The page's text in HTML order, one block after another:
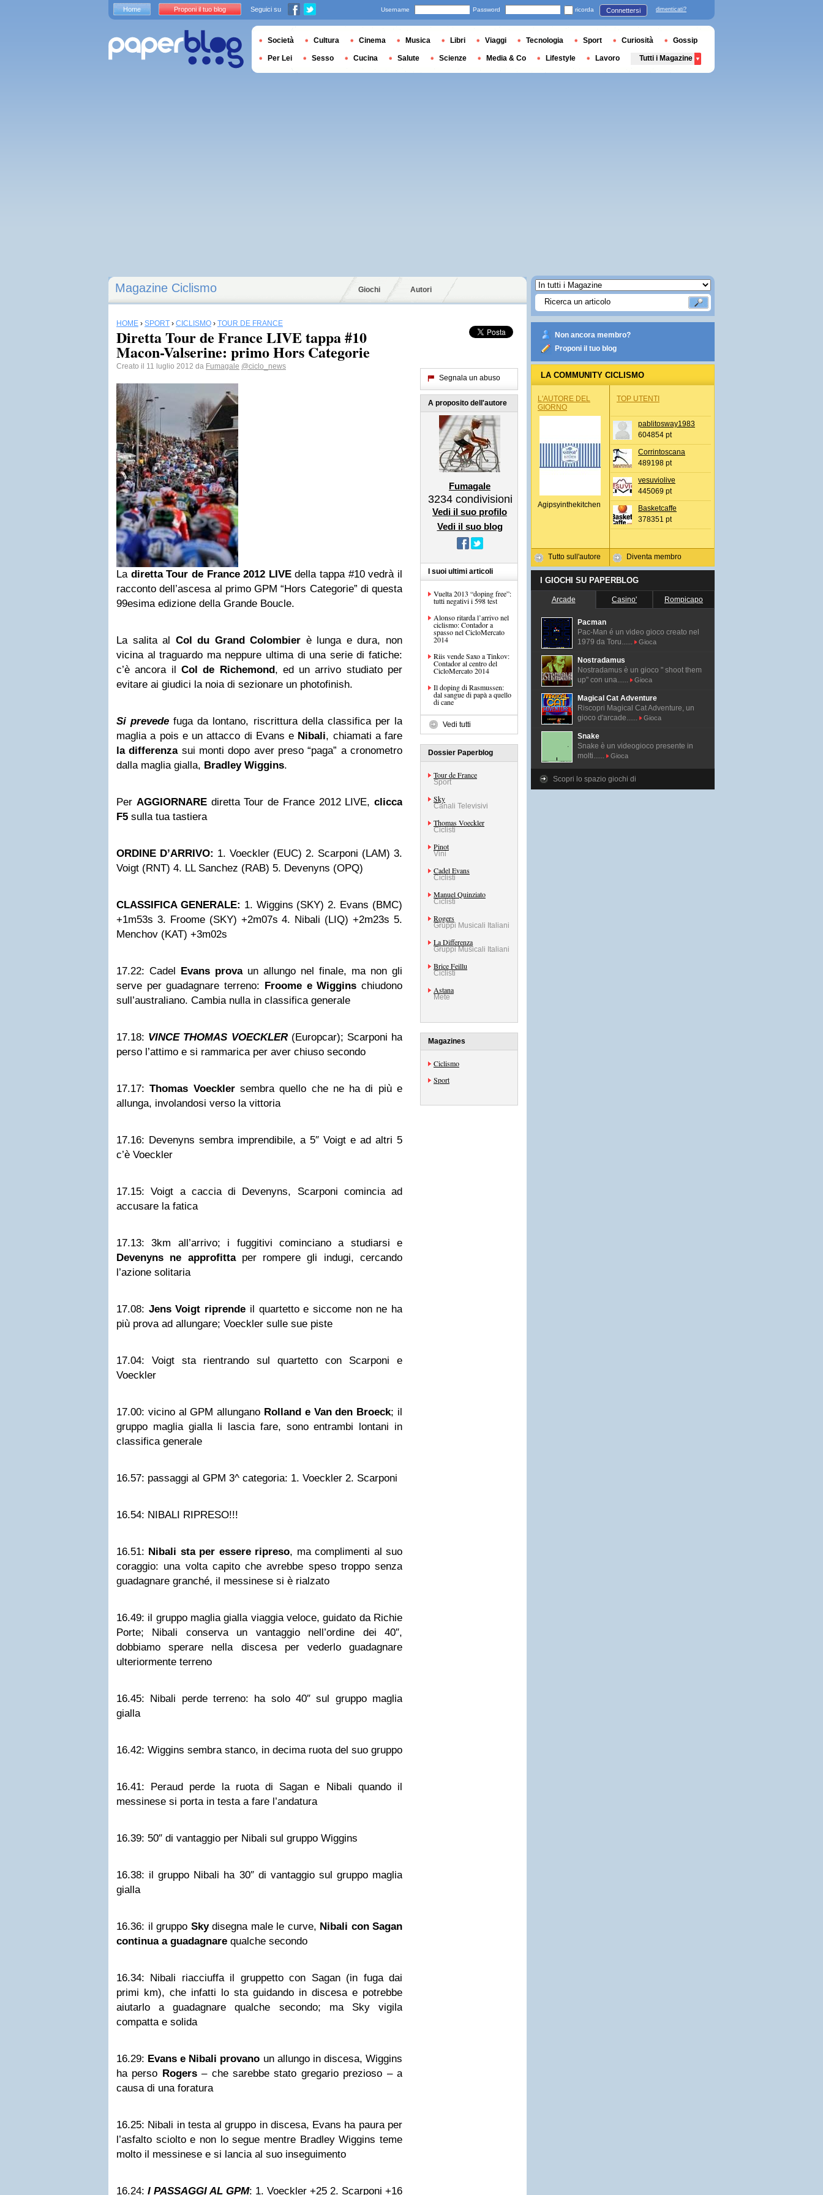
Magazine Ciclismo Giochi Autori
HOME › SPORT › CICLISMO › TOUR DE FRANCE
Diretta Tour de France LIVE tappa #10
Macon-Valserine: primo Hors Categorie
Creato il 11 luglio 2012 da Fumagale @ciclo_news
La diretta Tour de France 2012 LIVEdella tappa #10 vedrà il
racconto dell’ascesa al primo GPM “Hors Categorie” di questa
99esima edizione della Grande Boucle.
La salita al Col du Grand Colombier è lunga e dura, non
vicina al traguardo ma neppure ultima di una serie di fatiche:
c’è ancora il Col de Richemond, ed un arrivo studiato per
evitare ai giudici la noia di sezionare un photofinish.
Si prevede fuga da lontano, riscrittura della classifica per la
maglia a pois e un attacco di Evans e Nibali, chiamati a fare
la differenzasui monti dopo aver preso “paga” a cronometro
dalla maglia gialla, Bradley Wiggins.
Per AGGIORNAREdiretta Tour de France 2012 LIVE, clicca
F5 sulla tua tastiera
ORDINE D’ARRIVO: 1. Voeckler (EUC) 2. Scarponi (LAM) 3.
Voigt (RNT) 4. LL Sanchez (RAB) 5. Devenyns (OPQ)
CLASSIFICA GENERALE: 1. Wiggins (SKY) 2. Evans (BMC)
+1m53s 3. Froome (SKY) +2m07s 4. Nibali (LIQ) +2m23s 5.
Menchov (KAT) +3m02s
17.22: Cadel Evans provaun allungo nel finale, ma non gli
serve per guadagnare terreno: Froome e Wiggins chiudono
sull’australiano. Cambia nulla in classifica generale
17.18: VINCE THOMAS VOECKLER(Europcar); Scarponi ha
perso l’attimo e si rammarica per aver chiuso secondo
17.17: Thomas Voecklersembra quello che ne ha di più e
allunga, involandosi verso la vittoria
17.16: Devenyns sembra imprendibile, a 5″ Voigt e ad altri 5
c’è Voeckler
17.15: Voigt a caccia di Devenyns, Scarponi comincia ad
accusare la fatica
17.13: 3km all’arrivo; i fuggitivi cominciano a studiarsi e
Devenyns ne approfittaper rompere gli indugi, cercando
l’azione solitaria
17.08: Jens Voigt riprende il quartetto e siccome non ne ha
più prova ad allungare; Voeckler sulle sue piste
17.04: Voigt sta rientrando sul quartetto con Scarponi e
Voeckler
17.00: vicino al GPM allungano Rolland e Van den Broeck; il
gruppo maglia gialla li lascia fare, sono entrambi lontani in
classifica generale
16.57: passaggi al GPM 3^ categoria: 1. Voeckler 2. Scarponi
16.54: NIBALI RIPRESO!!!
16.51: Nibali sta per essere ripreso, ma complimenti al suo
coraggio: una volta capito che avrebbe speso troppo senza
guadagnare granché, il messinese si è rialzato
16.49: il gruppo maglia gialla viaggia veloce, guidato da Richie
Porte; Nibali conserva un vantaggio nell’ordine dei 40″,
dobbiamo sperare nella discesa per vederlo guadagnare
ulteriormente terreno
16.45: Nibali perde terreno: ha solo 40″ sul gruppo maglia
gialla
16.42: Wiggins sembra stanco, in decima ruota del suo gruppo
16.41: Peraud perde la ruota di Sagan e Nibali quando il
messinese si porta in testa a fare l’andatura
16.39: 50″ di vantaggio per Nibali sul gruppo Wiggins
16.38: il gruppo Nibali ha 30″ di vantaggio sul gruppo maglia
gialla
16.36: il gruppo Skydisegna male le curve, Nibali con Sagan
continua a guadagnare qualche secondo
16.34: Nibali riacciuffa il gruppetto con Sagan (in fuga dai
primi km), che infatti lo sta guidando in discesa e potrebbe
aiutarlo a guadagnare qualche secondo; ma Sky vigila
compatta e solida
16.29: Evans e Nibali provano un allungo in discesa, Wiggins
ha perso Rogers– che sarebbe stato gregario prezioso – a
causa di una foratura
16.25: Nibali in testa al gruppo in discesa, Evans ha paura per
l’asfalto sciolto e non lo segue mentre Bradley Wiggins teme
molto il messinese e si lancia al suo inseguimento
16.24: I PASSAGGI AL GPM: 1. Voeckler +25 2. Scarponi +16
Segnala un abuso
A proposito dell'autore
Fumagale
3234 condivisioni
Vedi il suo profilo
Vedi il suo blog
I suoi ultimi articoli
Vuelta 2013 “doping free”:
tutti negativi i 598 test
Alonso ritarda l’arrivo nel
ciclismo: Contador a
spasso nel CicloMercato
2014
Riis vende Saxo a Tinkov:
Contador al centro del
CicloMercato 2014
Il doping di Rasmussen:
dal sangue di papà a quello
di cane
Vedi tutti
Dossier Paperblog
Tour de France
Sport
Sky
Canali Televisivi
Thomas Voeckler
Ciclisti
Pinot
Vini
Cadel Evans
Ciclisti
Manuel Quinziato
Ciclisti
Rogers
Gruppi Musicali Italiani
La Differenza
Gruppi Musicali Italiani
Brice Feillu
Ciclisti
Astana
Mete
Magazines
Ciclismo
Sport
Non ancora membro?
Proponi il tuo blog
LA COMMUNITY CICLISMO
L'AUTORE DEL
GIORNO
Agipsyinthekitchen
Tutto sull'autore
TOP UTENTI
pablitosway1983
604854 pt
Corrintoscana
489198 pt
vesuviolive
445069 pt
Basketcaffe
378351 pt
Diventa membro
I GIOCHI SU PAPERBLOG
Arcade Casino' Rompicapo
Pacman
Pac-Man é un video gioco creato nel
1979 da Toru......
Gioca
Nostradamus
Nostradamus è un gioco " shoot them
up" con una......
Gioca
Magical Cat Adventure
Riscopri Magical Cat Adventure, un
gioco d'arcade......
Gioca
Snake
Snake è un videogioco presente in
molti......
Gioca
Scopri lo spazio giochi di
Home Proponi il tuo blog Seguici su Username Password ricorda Connettersi dimenticati?
Società Cultura Cinema Musica Libri Viaggi Tecnologia Sport Curiosità Gossip
Per Lei Sesso Cucina Salute Scienze Media & Co Lifestyle Lavoro Tutti i Magazine